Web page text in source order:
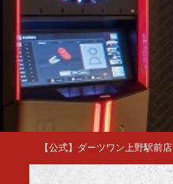
【公式】ダーツワン上野駅前店